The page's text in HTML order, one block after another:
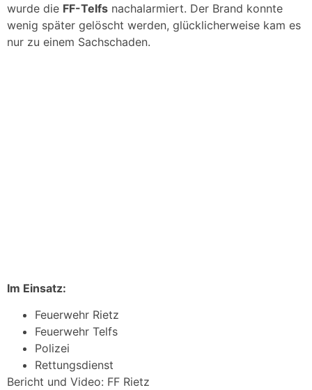
wurde die FF-Telfs nachalarmiert. Der Brand konnte
wenig später gelöscht werden, glücklicherweise kam es
nur zu einem Sachschaden.
Im Einsatz:
Feuerwehr Rietz
Feuerwehr Telfs
Polizei
Rettungsdienst
Bericht und Video: FF Rietz